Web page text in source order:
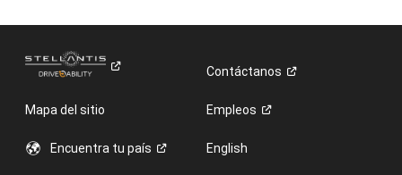
Contáctanos
Mapa del sitio Empleos
Encuentra tu país English